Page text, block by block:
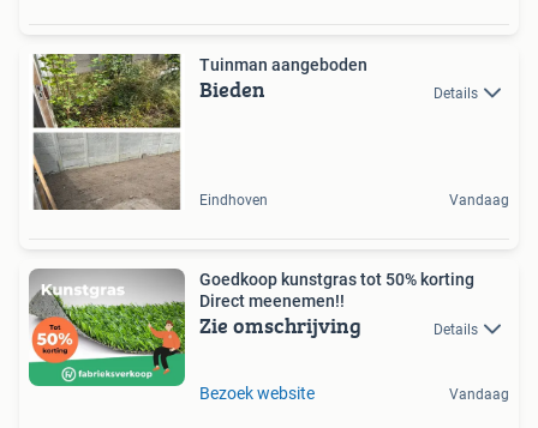
Tuinman aangeboden
Bieden Details
Eindhoven Vandaag
Goedkoop kunstgras tot 50% korting
Direct meenemen!!
Zie omschrijving Details
Bezoek website Vandaag